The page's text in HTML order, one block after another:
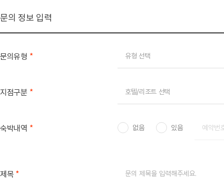
문의 정보 입력
문의유형 * 유형 선택
지점구분 * 호텔/리조트 선택
숙박내역 * 없음 있음
제목 *